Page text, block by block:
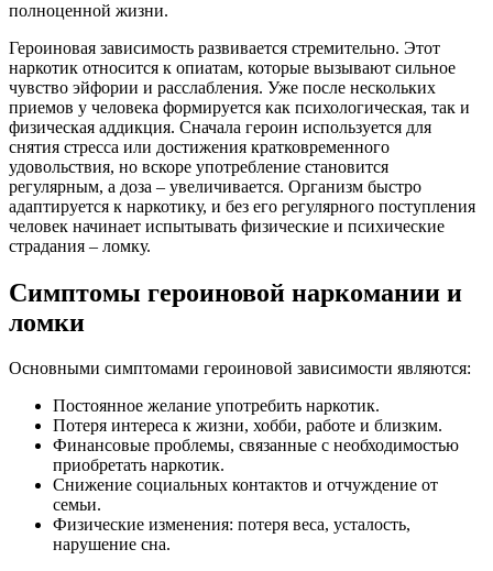
полноценной жизни.
Героиновая зависимость развивается стремительно. Этот
наркотик относится к опиатам, которые вызывают сильное
чувство эйфории и расслабления. Уже после нескольких
приемов у человека формируется как психологическая, так и
физическая аддикция. Сначала героин используется для
снятия стресса или достижения кратковременного
удовольствия, но вскоре употребление становится
регулярным, а доза – увеличивается. Организм быстро
адаптируется к наркотику, и без его регулярного поступления
человек начинает испытывать физические и психические
страдания – ломку.
Симптомы героиновой наркомании и
ломки
Основными симптомами героиновой зависимости являются:
Постоянное желание употребить наркотик.
Потеря интереса к жизни, хобби, работе и близким.
Финансовые проблемы, связанные с необходимостью
приобретать наркотик.
Снижение социальных контактов и отчуждение от
семьи.
Физические изменения: потеря веса, усталость,
нарушение сна.